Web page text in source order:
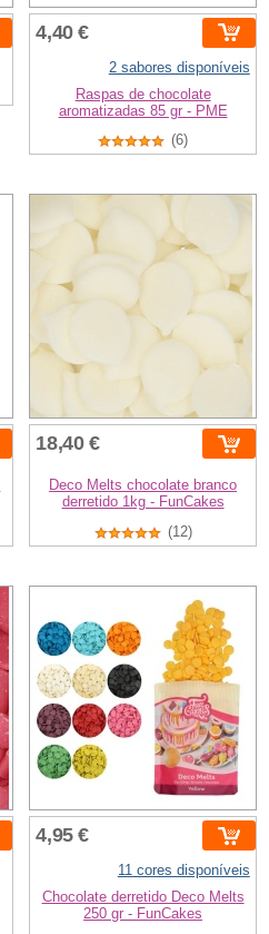
4,40 €
2 sabores disponíveis
Raspas de chocolate
aromatizadas 85 gr - PME
(6)
18,40 €
Deco Melts chocolate branco
derretido 1kg - FunCakes
(12)
4,95 €
11 cores disponíveis
Chocolate derretido Deco Melts
250 gr - FunCakes